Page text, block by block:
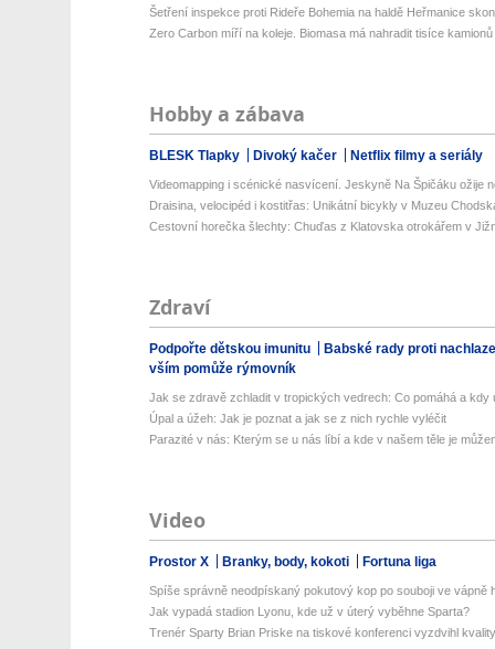
Šetření inspekce proti Rideře Bohemia na haldě Heřmanice
Zero Carbon míří na koleje. Biomasa má nahradit tisíce kamionů
Hobby a zábava
BLESK Tlapky Divoký kačer Netflix filmy a seriály
Videomapping i scénické nasvícení. Jeskyně Na Špičáku ožije
Draisina, velocipéd i kostitřas: Unikátní bicykly v Muzeu
Cestovní horečka šlechty: Chuďas z Klatovska otrokářem v
Zdraví
Podpořte dětskou imunitu
Babské rady proti
vším pomůže rýmovník
Jak se zdravě zchladit v tropických vedrech: Co pomáhá a kdy
Úpal a úžeh: Jak je poznat a jak se z nich rychle vyléčit
Parazité v nás: Kterým se u nás líbí a kde v našem těle je
Video
Prostor X Branky, body, kokoti Fortuna liga
Spíše správně neodpískaný pokutový kop po souboji ve vápně
Jak vypadá stadion Lyonu, kde už v úterý vyběhne Sparta?
Trenér Sparty Brian Priske na tiskové konferenci vyzdvihl